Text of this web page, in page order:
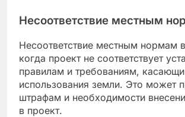
Несоответствие местным
Несоответствие местным нормам
когда проект не соответствует
правилам и требованиям,
использования земли. Это может
штрафам и необходимости
в проект.